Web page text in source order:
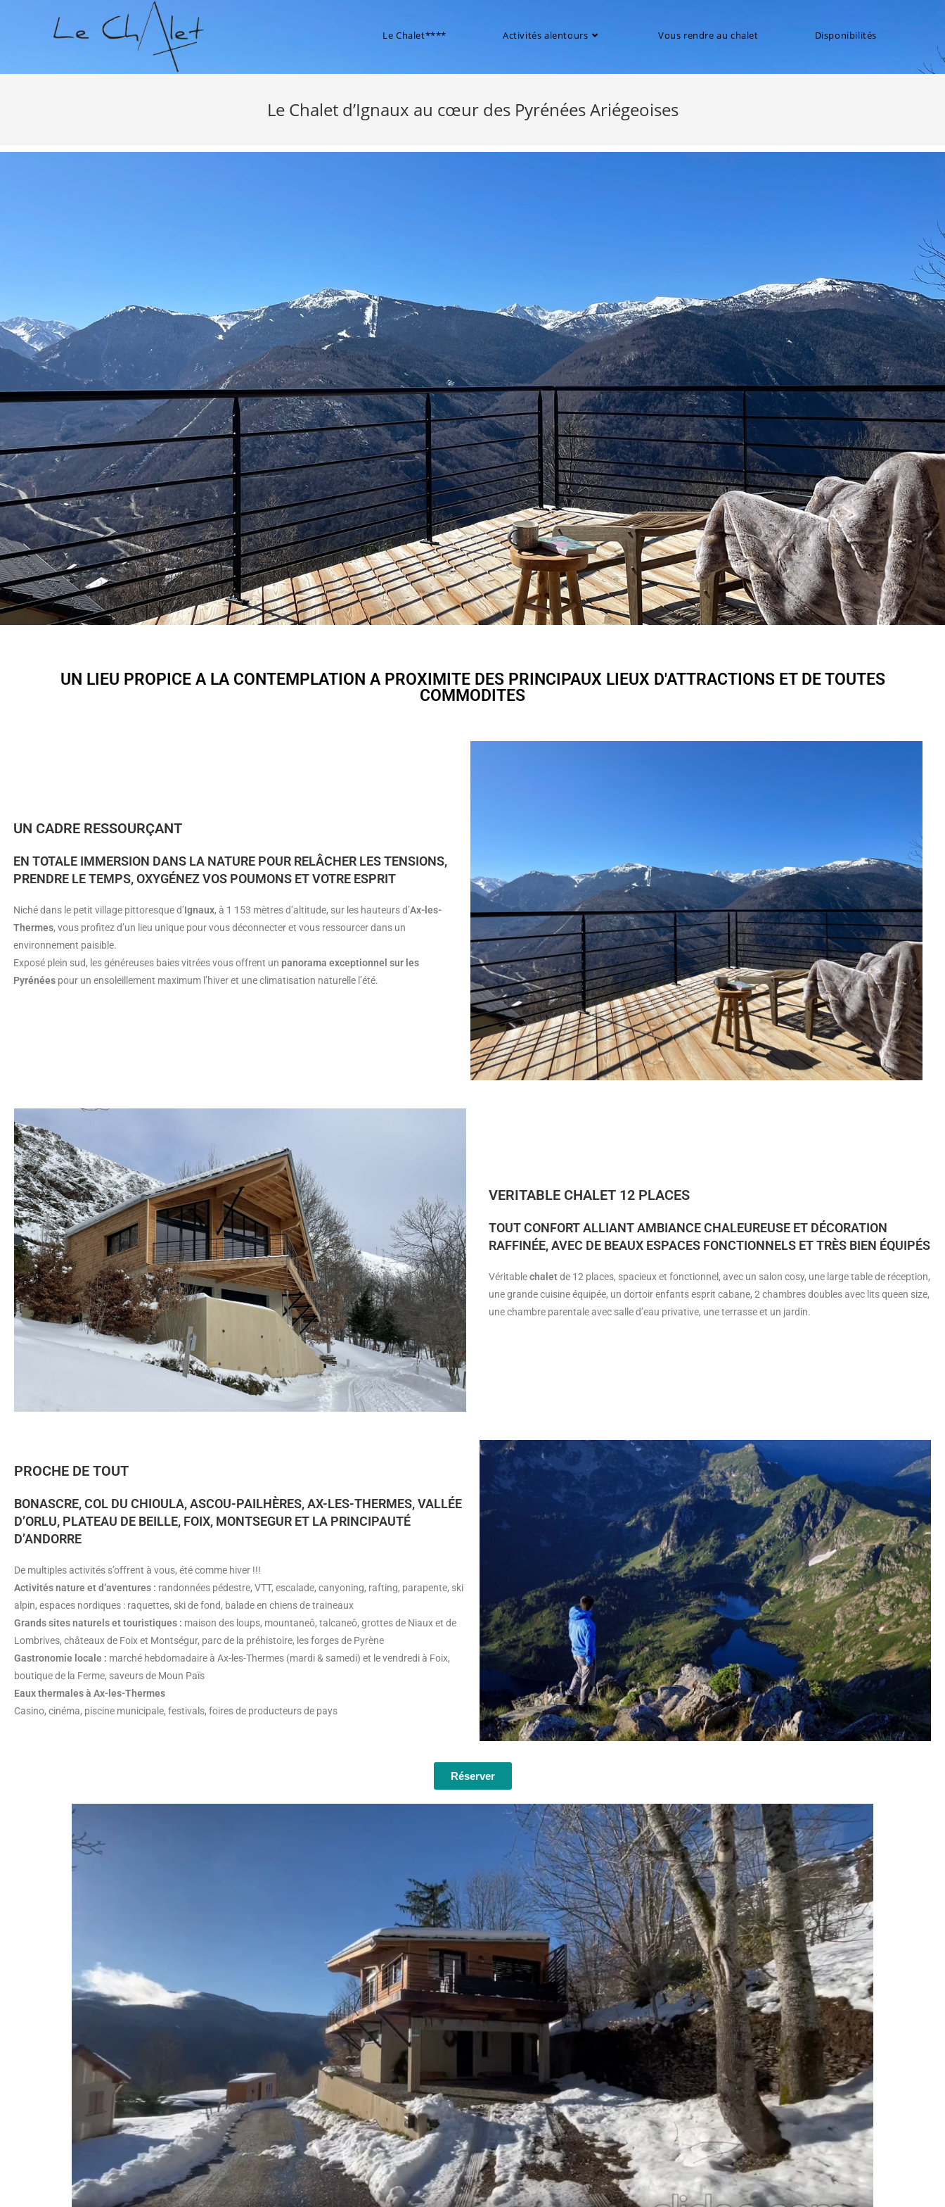
Le Chalet**** Activités alentours Vous rendre au chalet Disponibilités
Le Chalet d’Ignaux au cœur des Pyrénées Ariégeoises
UN LIEU PROPICE A LA CONTEMPLATION A PROXIMITE DES PRINCIPAUX LIEUX D'ATTRACTIONS ET DE TOUTES
COMMODITES
UN CADRE RESSOURÇANT
EN TOTALE IMMERSION DANS LA NATURE POUR RELÂCHER LES TENSIONS,
PRENDRE LE TEMPS, OXYGÉNEZ VOS POUMONS ET VOTRE ESPRIT
Niché dans le petit village pittoresque d’Ignaux, à 1 153 mètres d’altitude, sur les hauteurs d’Ax-les-
Thermes, vous profitez d’un lieu unique pour vous déconnecter et vous ressourcer dans un
environnement paisible.
Exposé plein sud, les généreuses baies vitrées vous offrent un panorama exceptionnel sur les
Pyrénéespour un ensoleillement maximum l’hiver et une climatisation naturelle l’été.
VERITABLE CHALET 12 PLACES
TOUT CONFORT ALLIANT AMBIANCE CHALEUREUSE ET DÉCORATION
RAFFINÉE, AVEC DE BEAUX ESPACES FONCTIONNELS ET TRÈS BIEN ÉQUIPÉS
Véritablechaletde 12 places, spacieux et fonctionnel, avec un salon cosy, une large table de réception,
une grande cuisine équipée, un dortoir enfants esprit cabane, 2 chambres doubles avec lits queen size,
une chambre parentale avec salle d’eau privative, une terrasse et un jardin.
PROCHE DE TOUT
BONASCRE, COL DU CHIOULA, ASCOU-PAILHÈRES, AX-LES-THERMES, VALLÉE
D’ORLU, PLATEAU DE BEILLE, FOIX, MONTSEGUR ET LA PRINCIPAUTÉ
D’ANDORRE
De multiples activités s’offrent à vous, été comme hiver !!!
Activités nature et d’aventures : randonnées pédestre, VTT, escalade, canyoning, rafting, parapente, ski
alpin, espaces nordiques : raquettes, ski de fond, balade en chiens de traineaux
Grands sites naturels et touristiques : maison des loups, mountaneô, talcaneô, grottes de Niaux et de
Lombrives, châteaux de Foix et Montségur, parc de la préhistoire, les forges de Pyrène
Gastronomie locale : marché hebdomadaire à Ax-les-Thermes (mardi & samedi) et le vendredi à Foix,
boutique de la Ferme, saveurs de Moun Païs
Eaux thermales à Ax-les-Thermes
Casino, cinéma, piscine municipale, festivals, foires de producteurs de pays
Réserver